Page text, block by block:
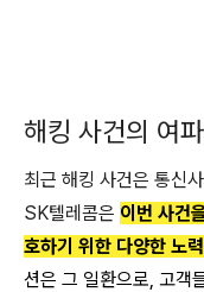
해킹 사건의 여
최근 해킹 사건은 통신
SK텔레콤은 이번 사건
호하기 위한 다양한 노
션은 그 일환으로, 고객